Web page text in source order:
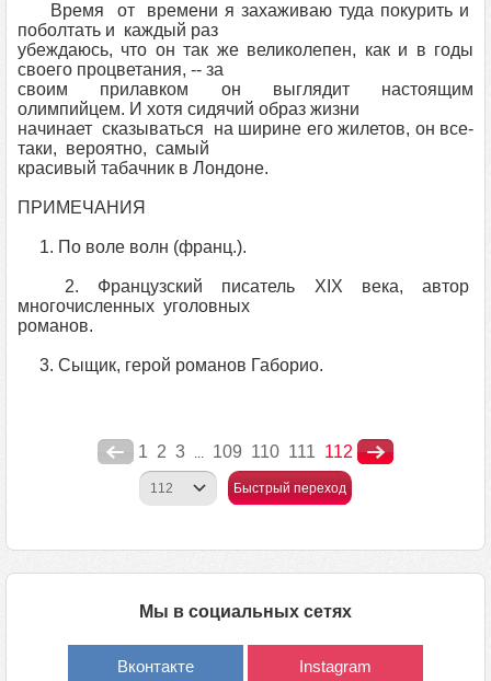
Время от времени я захаживаю туда покурить и
поболтать и каждый раз
убеждаюсь, что он так же великолепен, как и в годы
своего процветания, -- за
своим прилавком он выглядит настоящим
олимпийцем. И хотя сидячий образ жизни
начинает сказываться на ширине его жилетов, он все-
таки, вероятно, самый
красивый табачник в Лондоне.
ПРИМЕЧАНИЯ
1. По воле волн (франц.).
2. Французский писатель XIX века, автор
многочисленных уголовных
романов.
3. Сыщик, герой романов Габорио.
1 2 3 ... 109 110 111 112
Быстрый переход
Мы в социальных сетях
Вконтакте Instagram